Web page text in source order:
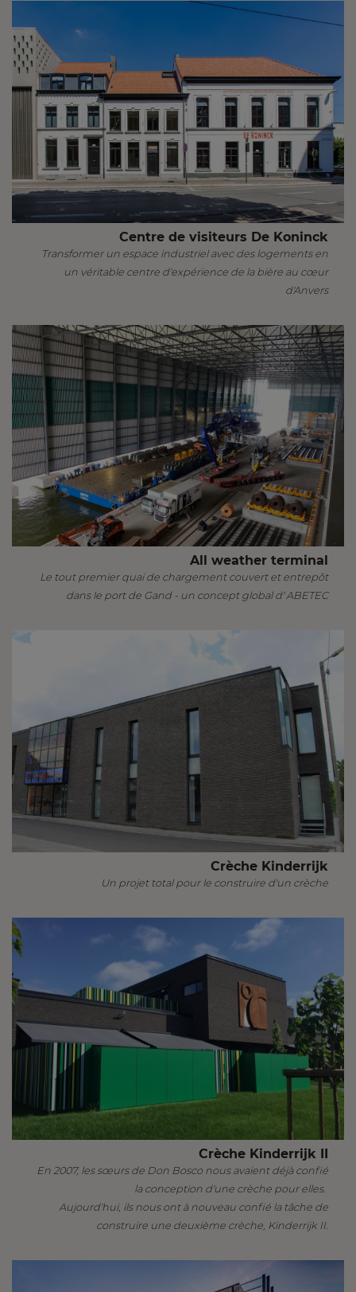
Centre de visiteurs De Koninck
Transformer un espace industriel avec des logements en
un véritable centre d'expérience de la bière au cœur
d'Anvers
All weather terminal
Le tout premier quai de chargement couvert et entrepôt
dans le port de Gand - un concept global d' ABETEC
Crèche Kinderrijk
Un projet total pour le construire d'un crèche
Crèche Kinderrijk II
En 2007, les sœurs de Don Bosco nous avaient déjà confié
la conception d'une crèche pour elles.
Aujourd'hui, ils nous ont à nouveau confié la tâche de
construire une deuxième crèche, Kinderrijk II.